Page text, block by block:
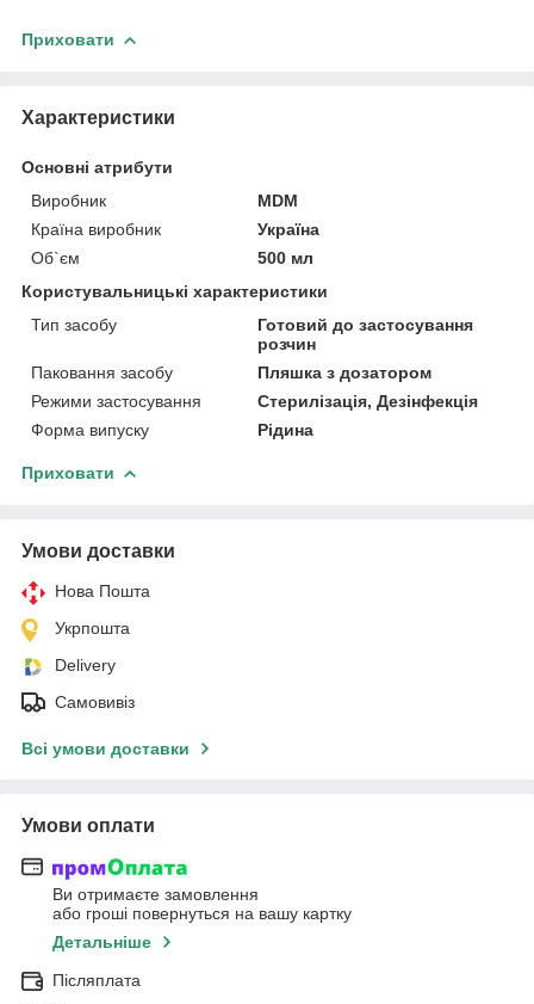
Приховати
Характеристики
Основні атрибути
Виробник
MDM
Країна виробник
Україна
Об`єм
500 мл
Користувальницькі характеристики
Тип засобу
Готовий до застосування
розчин
Паковання засобу
Пляшка з дозатором
Режими застосування
Стерилізація, Дезінфекція
Форма випуску
Рідина
Приховати
Умови доставки
Нова Пошта
Укрпошта
Delivery
Самовивіз
Всі умови доставки
Умови оплати
Ви отримаєте замовлення
або гроші повернуться на вашу картку
Детальніше
Післяплата